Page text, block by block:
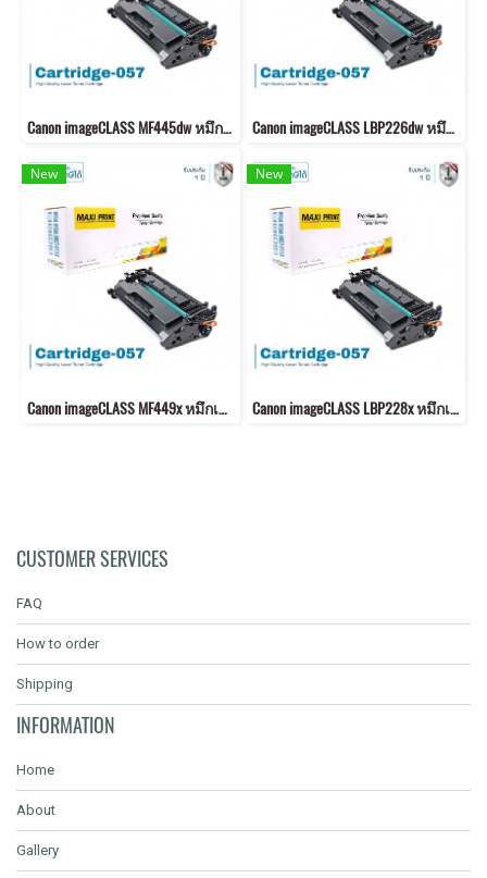
Canon imageCLASS MF445dw หมึกเครื่องปริ้น 057 พิมพ์คมชัด! Canon imageCLASS LBP226dw หมึกเครื่องปริ้น 057 คุณภาพสูง พิมพ์คมชัด!
New
Canon imageCLASS MF449x หมึกเครื่องปริ้น 057 พิมพ์คมชัด!
New
Canon imageCLASS LBP228x หมึกเครื่องปริ้น 057 คุณภาพสูง พิมพ์คมชัด!
CUSTOMER SERVICES
FAQ
How to order
Shipping
INFORMATION
Home
About
Gallery